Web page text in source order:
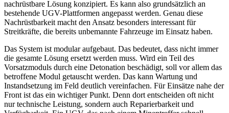
nachrüstbare Lösung konzipiert. Es kann also grundsätzlich an
bestehende UGV-Plattformen angepasst werden. Genau diese
Nachrüstbarkeit macht den Ansatz besonders interessant für
Streitkräfte, die bereits unbemannte Fahrzeuge im Einsatz haben.
Das System ist modular aufgebaut. Das bedeutet, dass nicht immer
die gesamte Lösung ersetzt werden muss. Wird ein Teil des
Vorsatzmoduls durch eine Detonation beschädigt, soll vor allem das
betroffene Modul getauscht werden. Das kann Wartung und
Instandsetzung im Feld deutlich vereinfachen. Für Einsätze nahe der
Front ist das ein wichtiger Punkt. Denn dort entscheiden oft nicht
nur technische Leistung, sondern auch Reparierbarkeit und